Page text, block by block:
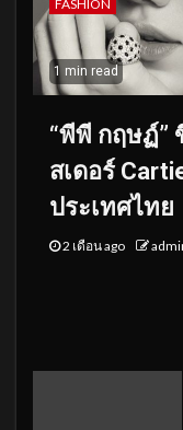
FASHION
1 min read
“พีพี กฤษฏ์
สเดอร์
ประเทศไทย
2 เดือน ago